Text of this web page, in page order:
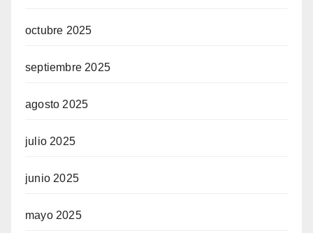
octubre 2025
septiembre 2025
agosto 2025
julio 2025
junio 2025
mayo 2025